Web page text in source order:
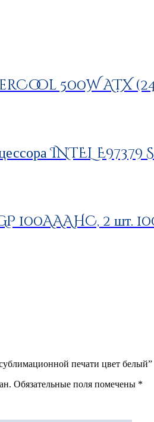
500W ATX
INTEL
100AAAHC, 2 шт.
печати цвет белый”
Обязательные поля помечены *